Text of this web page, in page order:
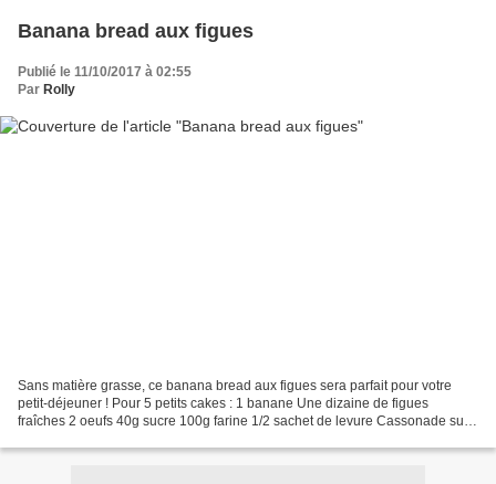
Banana bread aux figues
Publié le 11/10/2017 à 02:55
Par Rolly
Sans matière grasse, ce banana bread aux figues sera parfait pour votre
petit-déjeuner ! Pour 5 petits cakes : 1 banane Une dizaine de figues
fraîches 2 oeufs 40g sucre 100g farine 1/2 sachet de levure Cassonade sur